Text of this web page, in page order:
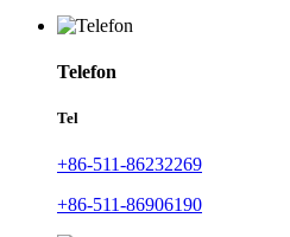
Telefon
Tel
+86-511-86232269
+86-511-86906190